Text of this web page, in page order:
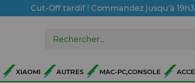
Cut-Off tardif ! Commandez jusqu'à
XIAOMI AUTRES MAC-PC,CONSOLE